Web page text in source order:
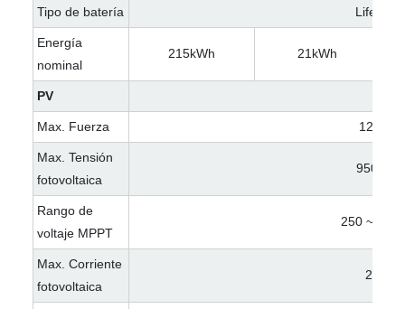
Tipo de batería Lifepo4
Energía
nominal
215kWh 21kWh
PV
Max. Fuerza 120KW
Max. Tensión
fotovoltaica
950VDC
Rango de
voltaje MPPT
250 ~
Max. Corriente
fotovoltaica
200A